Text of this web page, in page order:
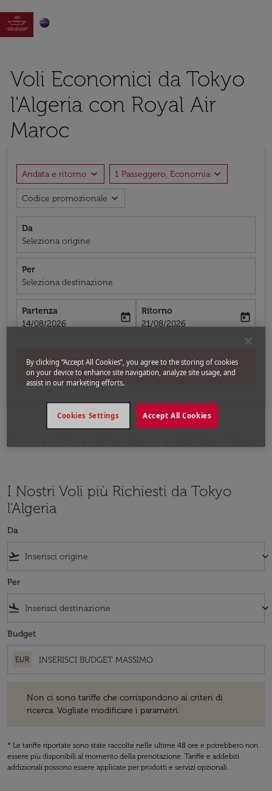

Voli Economici da Tokyo
l'Algeria con Royal Air
Maroc
Andata e ritorno expand_more 1 Passeggero, Economia expand_more
Codice promozionale expand_more
Da
Seleziona origine
Per
Seleziona destinazione
Partenza
fc-booking-departure-date-aria-label
14/08/2026
today
Ritorno
fc-booking-return-date-aria-label
21/08/2026
today
Cerca
I Nostri Voli più Richiesti da Tokyo
l'Algeria
Da
flight_takeoff keyboard_arrow_down
Per
flight_land keyboard_arrow_down
Budget
EUR
Non ci sono tariffe che corrispondono ai criteri di
ricerca. Vogliate modificare i parametri.
* Le tariffe riportate sono state raccolte nelle ultime 48 ore e potrebbero non
essere più disponibili al momento della prenotazione. Tariffe e addebiti
addizionali possono essere applicate per prodotti e servizi opzionali.
By clicking “Accept All Cookies”, you agree to the storing of cookies
on your device to enhance site navigation, analyze site usage, and
assist in our marketing efforts.
Accept All Cookies
Cookies Settings